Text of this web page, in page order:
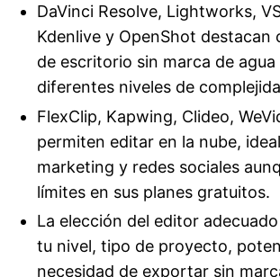
DaVinci Resolve, Lightworks,
Kdenlive y OpenShot destacan
de escritorio sin marca de agua
diferentes niveles de
FlexClip, Kapwing, Clideo,
permiten editar en la nube,
marketing y redes sociales
límites en sus planes gratuitos.
La elección del editor
tu nivel, tipo de proyecto,
necesidad de exportar sin